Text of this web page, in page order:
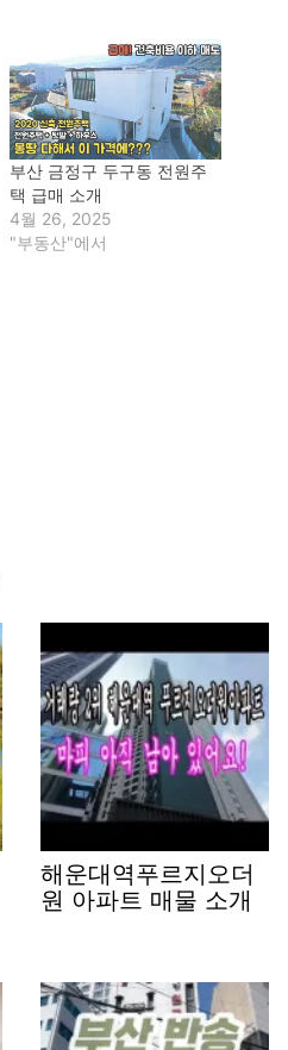
부산 금정구 두구동 전원주
택 급매 소개
4월 26, 2025
"부동산"에서
해운대역푸르지오더
원 아파트 매물 소개